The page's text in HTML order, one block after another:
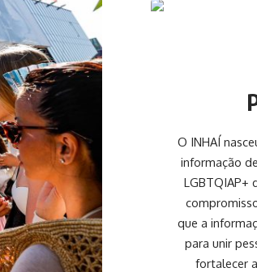
O INHAÍ
informação
LGBTQIAP+
que a
para unir
fortalecer